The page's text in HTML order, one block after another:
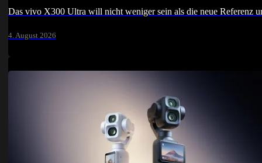
Das vivo X300 Ultra will nicht weniger sein als die neue Referenz
4. August 2026